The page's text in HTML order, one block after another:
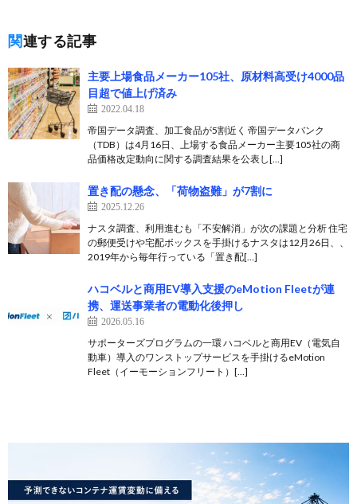
関連する記事
主要上場食品メーカー105社、原材料高受け4000品
目超で値上げ済み
2022.04.18
帝国データ調査、加工食品が5割近く 帝国データバンク
（TDB）は4月16日、上場する食品メーカー主要105社の商
品価格改定動向に関する調査結果を公表し[…]
置き配の懸念、「荷物盗難」が7割に
2025.12.26
ナスタ調査、利用進むも「不安解消」が次の課題と分析 住宅
の郵便受けや宅配ボックスを手掛けるナスタは12月26日、、
2019年から毎年行っている「置き配[…]
ハコベルと商用EV導入支援のeMotion Fleetが連
携、運送事業者の電動化後押し
2026.05.16
サポーターズプログラムの一環 ハコベルと商用EV（電気自
動車）導入のワンストップサービスを手掛けるeMotion
Fleet（イーモーションフリート）[…]